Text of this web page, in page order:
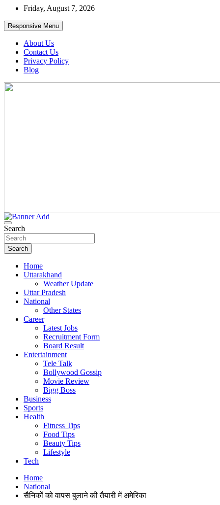
Skip
content
Friday, August 7, 2026
Responsive Menu
About Us
Contact Us
Privacy Policy
Blog
Search
Search
Home
Uttarakhand
Weather Update
Uttar Pradesh
National
Other States
Career
Latest Jobs
Recruitment Form
Board Result
Entertainment
Tele Talk
Bollywood Gossip
Movie Review
Bigg Boss
Business
Sports
Health
Fitness Tips
Food Tips
Beauty Tips
Lifestyle
Tech
Home
National
सैनिकों को वापस बुलाने की तैयारी में अमेरिका